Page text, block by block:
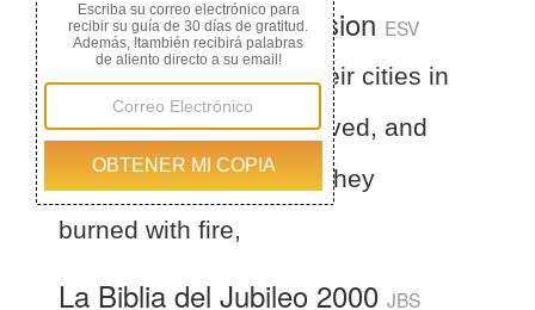
English Standard Version ESV
Numbers 31:10 All their cities in
the places where they lived, and
all their encampments, they
burned with fire,
La Biblia del Jubileo 2000 JBS